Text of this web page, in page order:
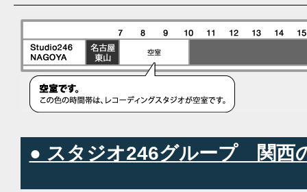
● スタジオ246グループ 関西